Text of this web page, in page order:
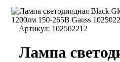
Артикул: 102502212
Лампа